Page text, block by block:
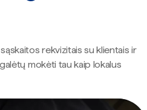
sąskaitos rekvizitais su klientais ir
mokėti tau kaip lokalus